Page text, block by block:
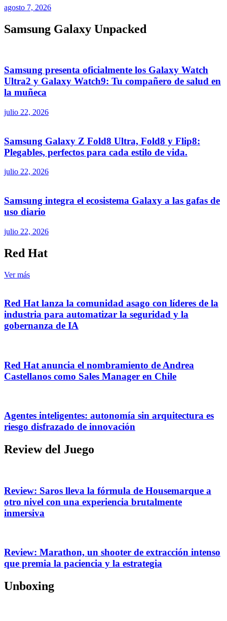
agosto 7, 2026
Samsung Galaxy Unpacked
Samsung presenta oficialmente los Galaxy Watch
Ultra2 y Galaxy Watch9: Tu compañero de salud en
la muñeca
julio 22, 2026
Samsung Galaxy Z Fold8 Ultra, Fold8 y Flip8:
Plegables, perfectos para cada estilo de vida.
julio 22, 2026
Samsung integra el ecosistema Galaxy a las gafas de
uso diario
julio 22, 2026
Red Hat
Ver más
Red Hat lanza la comunidad asago con líderes de la
industria para automatizar la seguridad y la
gobernanza de IA
Red Hat anuncia el nombramiento de Andrea
Castellanos como Sales Manager en Chile
Agentes inteligentes: autonomía sin arquitectura es
riesgo disfrazado de innovación
Review del Juego
Review: Saros lleva la fórmula de Housemarque a
otro nivel con una experiencia brutalmente
inmersiva
Review: Marathon, un shooter de extracción intenso
que premia la paciencia y la estrategia
Unboxing